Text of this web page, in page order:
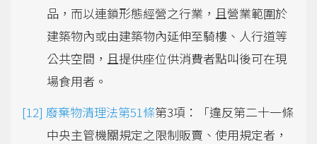
品，而以連鎖形態經營之行業，且營業範圍於
建築物內或由建築物內延伸至騎樓、人行道等
公共空間，且提供座位供消費者點叫後可在現
場食用者。
廢棄物清理法第51條第3項：「違反第二十一條
中央主管機關規定之限制販賣、使用規定者，